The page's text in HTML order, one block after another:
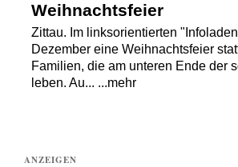
Weihnachtsfeier
Zittau. Im linksorientierten
Dezember eine Weihnachtsfeier
Familien, die am unteren Ende der
leben. Au... ...mehr
ANZEIGEN